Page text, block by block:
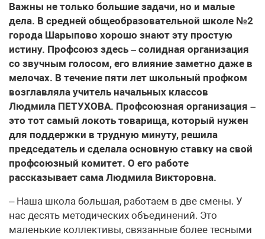
Важны не только большие задачи, но и малые
дела. В средней общеобразовательной школе №2
города Шарыпово хорошо знают эту простую
истину. Профсоюз здесь – солидная организация
со звучным голосом, его влияние заметно даже в
мелочах. В течение пяти лет школьный профком
возглавляла учитель начальных классов
Людмила ПЕТУХОВА. Профсоюзная организация –
это тот самый локоть товарища, который нужен
для поддержки в трудную минуту, решила
председатель и сделала основную ставку на свой
профсоюзный комитет. О его работе
рассказывает сама Людмила Викторовна.
– Наша школа большая, работаем в две смены. У
нас десять методических объединений. Это
маленькие коллективы, связанные более тесными